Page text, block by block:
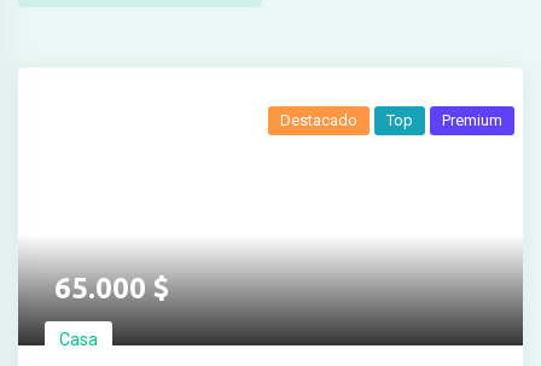
65.000$
Casa
Destacado Top Premium